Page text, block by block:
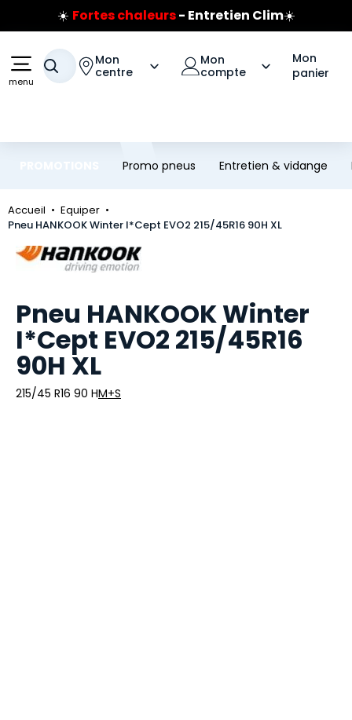
Aller au contenu principal
Aller à la navigation
☀️ Fortes chaleurs- Entretien Clim☀️
Prix coûtant pneus Bridgestone
🔥
Jusqu'à 120€ remboursés
sur les pneus Bridgestone
menu
Votre recherche
Mon
centre
Mon
compte
Mon
panier
Promo pneus Entretien & vidange
Accueil
Equiper
Pneu HANKOOK Winter I*Cept EVO2 215/45R16 90H XL
Marque
Pneu HANKOOK Winter
I*Cept EVO2 215/45R16
90H XL
215/45 R16 90 HM+S